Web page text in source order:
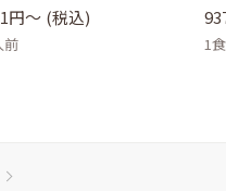
円〜 (税込)
前 1